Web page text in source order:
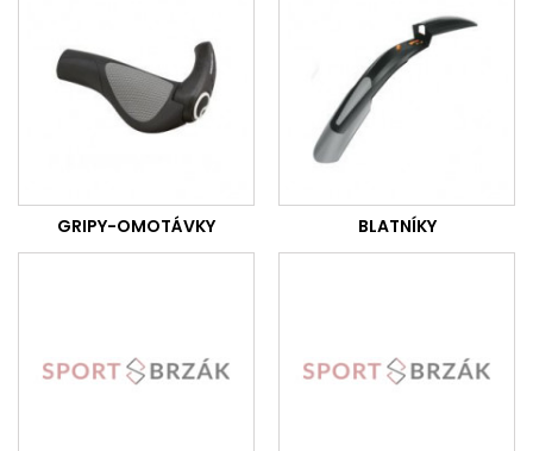
GRIPY-OMOTÁVKY BLATNÍKY